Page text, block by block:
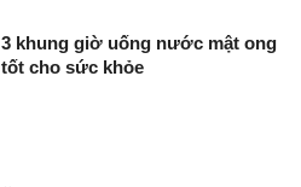
3 khung giờ uống nước mật ong
tốt cho sức khỏe